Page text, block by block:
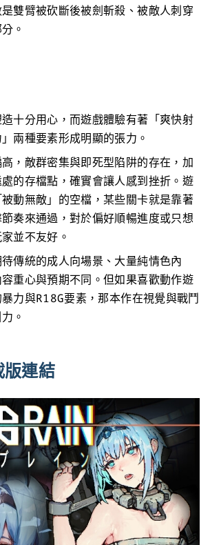
雙臂被砍斷後被劍斬殺、被敵人刺穿
。
十分用心，而遊戲體驗有著「爽快射
兩種要素形成明顯的張力。
，敵群密集與即死型陷阱的存在，加
的存檔點，確實會讓人感到挫折。遊
動無敵」的空檔，某些關卡就是靠著
奏來通過，對於偏好順暢進度或只想
並不友好。
傳統的成人向場景、大量純情色內
重心與預期不同。但如果喜歡動作遊
力與R18G要素，那本作在視覺與戰鬥
。
連結